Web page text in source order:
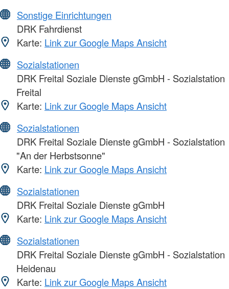
Sonstige Einrichtungen
DRK Fahrdienst
Karte: Link zur Google Maps Ansicht
Sozialstationen
DRK Freital Soziale Dienste gGmbH - Sozialstation
Freital
Karte: Link zur Google Maps Ansicht
Sozialstationen
DRK Freital Soziale Dienste gGmbH - Sozialstation
"An der Herbstsonne"
Karte: Link zur Google Maps Ansicht
Sozialstationen
DRK Freital Soziale Dienste gGmbH
Karte: Link zur Google Maps Ansicht
Sozialstationen
DRK Freital Soziale Dienste gGmbH - Sozialstation
Heidenau
Karte: Link zur Google Maps Ansicht